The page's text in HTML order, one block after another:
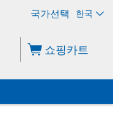
한국
쇼핑카트